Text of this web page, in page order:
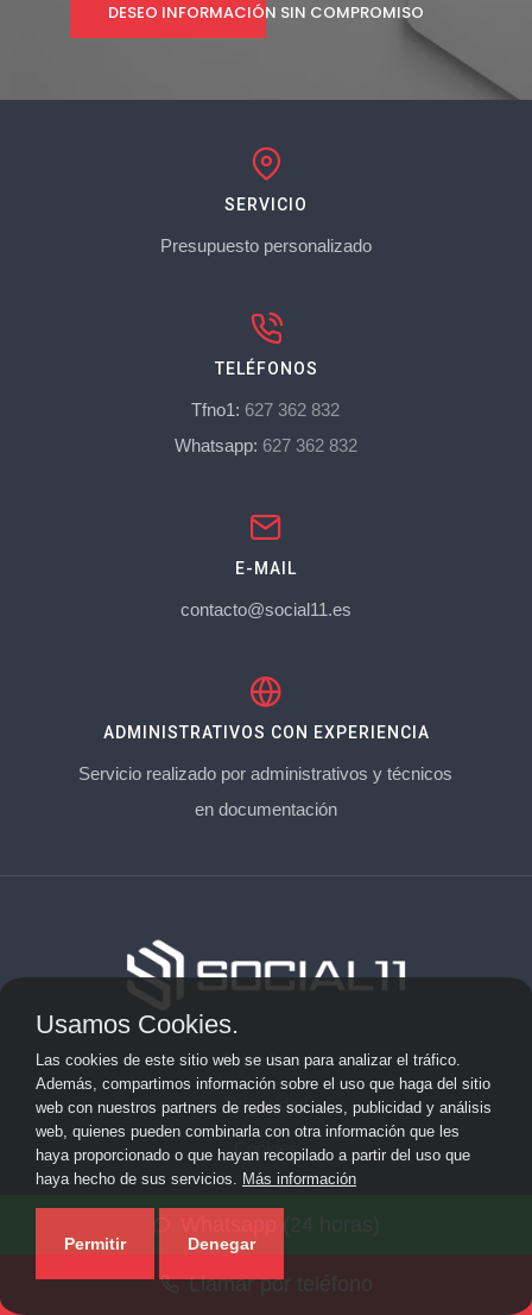
Llamar por teléfono
DESEO INFORMACIÓN SIN COMPROMISO
SERVICIO
Presupuesto personalizado
TELÉFONOS
Tfno1: 627 362 832
Whatsapp: 627 362 832
E-MAIL
contacto@social11.es
ADMINISTRATIVOS CON EXPERIENCIA
Servicio realizado por administrativos y técnicos
en documentación
Aviso Legal
Privacidad
Cookies
posicionamiento web y SEO ·
Usamos Cookies.
Las cookies de este sitio web se usan para analizar el tráfico.
Además, compartimos información sobre el uso que haga del sitio
web con nuestros partners de redes sociales, publicidad y análisis
web, quienes pueden combinarla con otra información que les
haya proporcionado o que hayan recopilado a partir del uso que
haya hecho de sus servicios. Más información
Permitir Denegar